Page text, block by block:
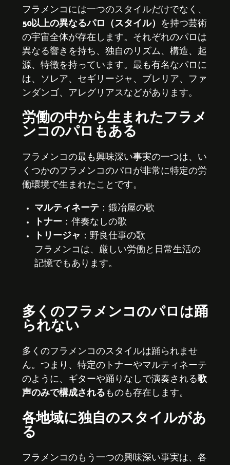
フラメンコには一つのスタイルだけでなく、
50以上の異なるパロ（スタイル）
を持つ芸術
の宇宙全体が存在します。それぞれのパロは
異なる響きを持ち、独自のリズム、構造、起
源、特徴を持っています。最も有名なパロに
は、ソレア、セギリージャ、ブレリア、ファ
ンダンゴ、アレグリアスなどがあります。
労働の中から生まれたフラメ
ンコのパロもある
フラメンコの最も興味深い事実の一つは、い
くつかのフラメンコのパロが非常に特定の労
働環境で生まれたことです。
マルティネーテ：鍛冶屋の歌
トナー：伴奏なしの歌
トリージャ ：野良仕事の歌
フラメンコは、厳しい労働と日常生活の
記憶でもあります。
多くのフラメンコのパロは踊
られない
多くのフラメンコのスタイルは踊られませ
ん。つまり、特定のトナーやマルティネーテ
のように、ギターや踊りなしで演奏される歌
声のみで構成される ものも存在します。
各地域に独自のスタイルがあ
る
フラメンコのもう一つの興味深い事実は、各